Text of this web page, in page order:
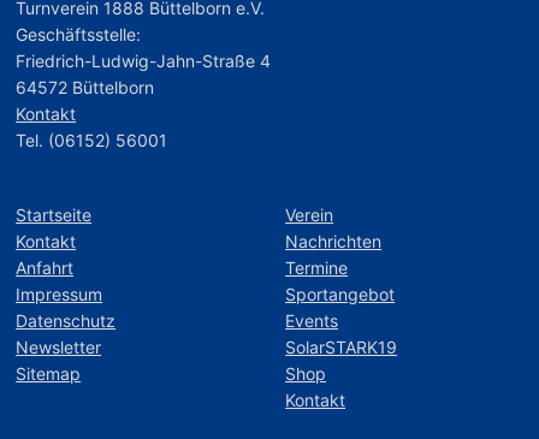
Turnverein 1888 Büttelborn e.V.
Geschäftsstelle:
Friedrich-Ludwig-Jahn-Straße 4
64572 Büttelborn
Kontakt
Tel. (06152) 56001
Startseite
Kontakt
Anfahrt
Impressum
Datenschutz
Newsletter
Sitemap
Verein
Nachrichten
Termine
Sportangebot
Events
SolarSTARK19
Shop
Kontakt